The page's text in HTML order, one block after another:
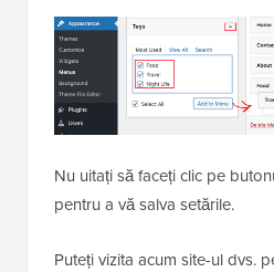
Nu uitați să faceți clic pe
pentru a vă salva setările.
Puteți vizita acum site-ul dvs.